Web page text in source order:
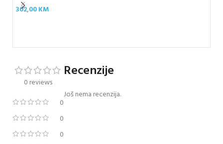
302,00KM
0 reviews
0
0
0
Recenzije
Još nema recenzija.